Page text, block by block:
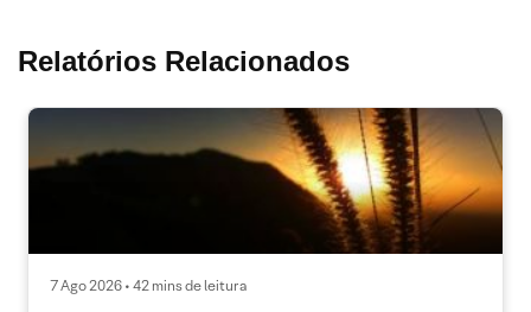
Relatórios Relacionados
7 Ago 2026 • 42 mins de leitura